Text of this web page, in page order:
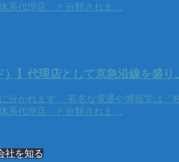
系代理店」と分類されま…
）】代理店として京急沿線を盛り
分かれます。 有名な電通や博報堂は
系代理店」と分類されま…
社を知る